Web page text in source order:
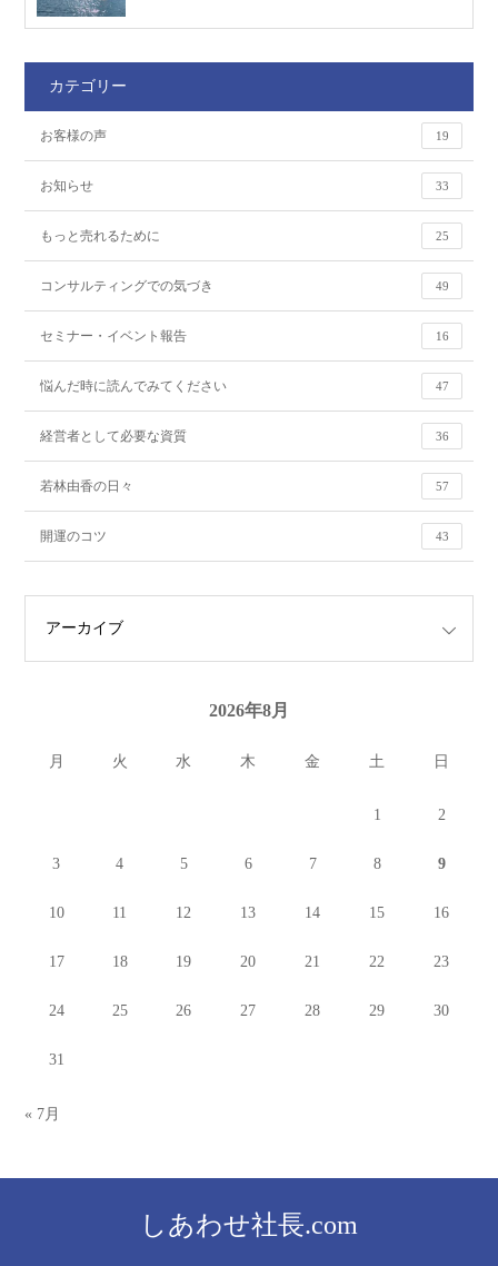
カテゴリー
お客様の声 19
お知らせ 33
もっと売れるために 25
コンサルティングでの気づき 49
セミナー・イベント報告 16
悩んだ時に読んでみてください 47
経営者として必要な資質 36
若林由香の日々 57
開運のコツ 43
2026年8月
月 火 水 木 金 土 日
1 2
3 4 5 6 7 8 9
10 11 12 13 14 15 16
17 18 19 20 21 22 23
24 25 26 27 28 29 30
31
« 7月
しあわせ社長.com